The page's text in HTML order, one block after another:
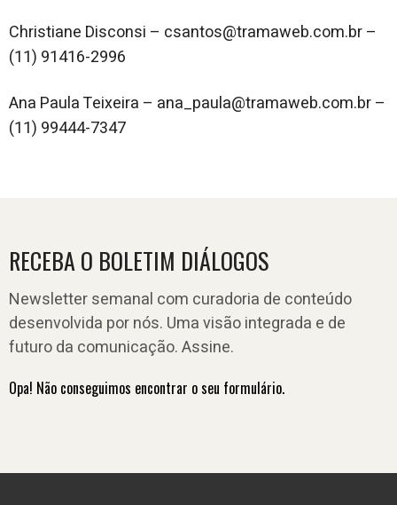
Christiane Disconsi – csantos@tramaweb.com.br –
(11) 91416-2996
Ana Paula Teixeira – ana_paula@tramaweb.com.br –
(11) 99444-7347
RECEBA O BOLETIM DIÁLOGOS
Newsletter semanal com curadoria de conteúdo
desenvolvida por nós. Uma visão integrada e de
futuro da comunicação. Assine.
Opa! Não conseguimos encontrar o seu formulário.